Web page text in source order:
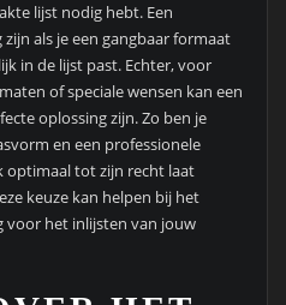
lijst nodig hebt. Een
als je een gangbaar formaat
in de lijst past. Echter, voor
of speciale wensen kan een
oplossing zijn. Zo ben je
en een professionele
optimaal tot zijn recht laat
keuze kan helpen bij het
voor het inlijsten van jouw